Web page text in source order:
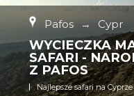
Pafos → Cypr
WYCIECZKA
SAFARI -
Z PAFOS
Najlepsze safari na